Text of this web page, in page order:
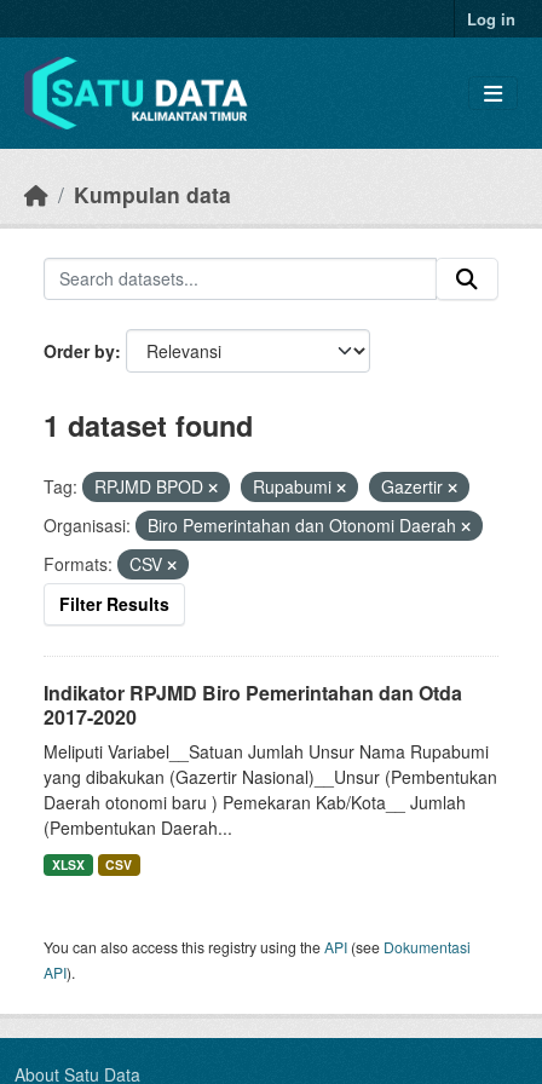
Log in
Kumpulan data
Order by
1 dataset found
Tag: RPJMD BPOD Rupabumi
Gazertir
Organisasi:
Biro Pemerintahan dan Otonomi Daerah
Formats:
CSV
Filter Results
Indikator RPJMD Biro Pemerintahan dan Otda
2017-2020
Meliputi Variabel__Satuan Jumlah Unsur Nama Rupabumi
yang dibakukan (Gazertir Nasional)__Unsur (Pembentukan
Daerah otonomi baru ) Pemekaran Kab/Kota__ Jumlah
(Pembentukan Daerah...
XLSX CSV
You can also access this registry using theAPI (see Dokumentasi
API).
About Satu Data